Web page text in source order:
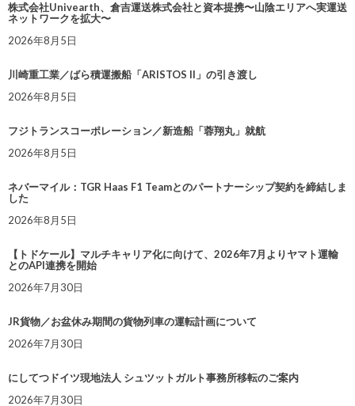
株式会社Univearth、倉吉運送株式会社と資本提携〜山陰エリアへ実運送
ネットワークを拡大〜
2026年8月5日
川崎重工業／ばら積運搬船「ARISTOS II」の引き渡し
2026年8月5日
フジトランスコーポレーション／新造船「蓉翔丸」就航
2026年8月5日
ネバーマイル：TGR Haas F1 Teamとのパートナーシップ契約を締結しま
した
2026年8月5日
【トドケール】マルチキャリア化に向けて、2026年7月よりヤマト運輸
とのAPI連携を開始
2026年7月30日
JR貨物／お盆休み期間の貨物列車の運転計画について
2026年7月30日
にしてつドイツ現地法人 シュツットガルト事務所移転のご案内
2026年7月30日